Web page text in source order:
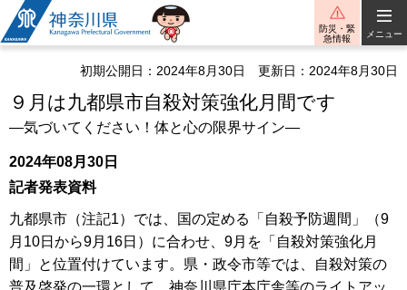
神奈川県
防災・緊
急情報
メニュー
初期公開日：2024年8月30日 更新日：2024年8月30日
９月は九都県市自殺対策強化月間です
―気づいてください！体と心の限界サイン―
2024年08月30日
記者発表資料
九都県市（注記1）では、国の定める「自殺予防週間」（9
月10日から9月16日）に合わせ、9月を「自殺対策強化月
間」と位置付けています。県・政令市等では、自殺対策の
普及啓発の一環として、神奈川県庁本庁舎等のライトアッ